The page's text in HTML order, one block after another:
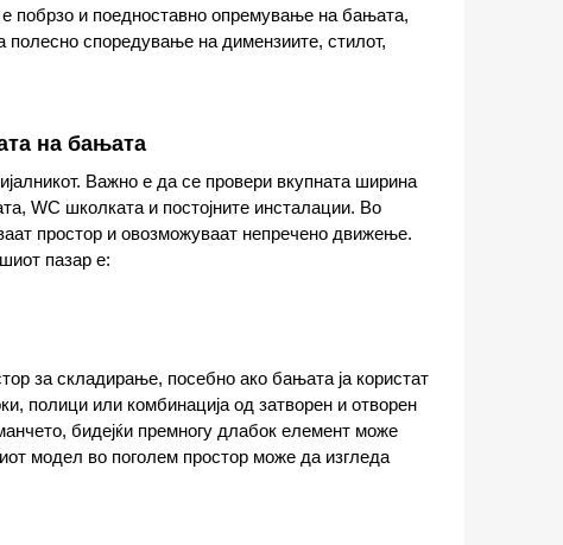
побрзо и поедноставно опремување на бањата,
полесно споредување на димензиите, стилот,
на бањата
Важно е да се провери вкупната ширина
WC школката и постојните инсталации. Во
простор и овозможуваат непречено движење.
пазар е:
за складирање, посебно ако бањата ја користат
полици или комбинација од затворен и отворен
бидејќи премногу длабок елемент може
модел во поголем простор може да изгледа